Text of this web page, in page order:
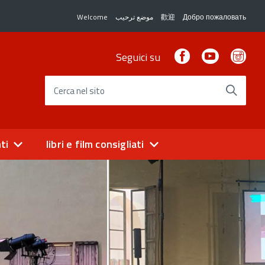
Welcome موضع ترحيب 歡迎 Добро пожаловать
Seguici su FacebookYoutube
Cerca nel sito
libri e film consigliati